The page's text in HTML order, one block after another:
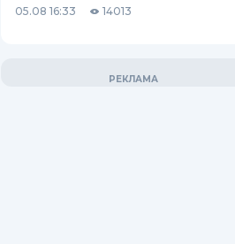
05.08 16:33 14013